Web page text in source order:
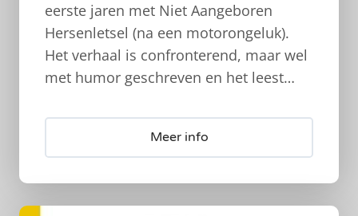
eerste jaren met Niet Aangeboren
Hersenletsel (na een motorongeluk).
Het verhaal is confronterend, maar wel
met humor geschreven en het leest…
Meer info